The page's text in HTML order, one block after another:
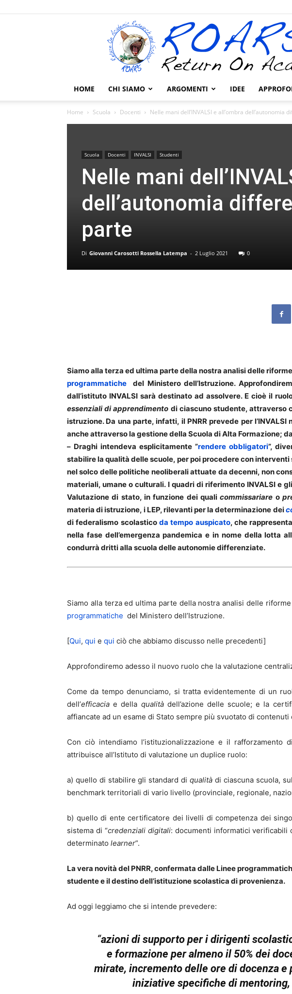
HOME CHI SIAMO ARGOMENTI IDEE
Home Scuola Docenti Nelle mani dell’INVALSI e all’ombra dell’autonomia
Scuola Docenti INVALSI Studenti
Nelle mani
dell’autonomia
parte
Di Giovanni Carosotti Rossella Latempa - 2 Luglio 2021 0
Siamo alla terza ed ultima parte della nostra analisi delle
programmatiche
del Ministero dell’Istruzione.
dall’istituto INVALSI sarà destinato ad assolvere. E cioè il
essenziali di apprendimento di ciascuno studente, attraverso
istruzione. Da una parte, infatti, il PNRR prevede per
anche attraverso la gestione della Scuola di Alta Formazione;
– Draghi intendeva esplicitamente ”rendere obbligatori”,
stabilire la qualità delle scuole, per poi procedere con
nel solco delle politiche neoliberali attuate da decenni, non
materiali, umane o culturali. I quadri di riferimento INVALSI e
Valutazione di stato, in funzione dei qualicommissariare o
materia di istruzione, i LEP, rilevanti per la determinazione dei
di federalismo scolastico da tempo auspicato, che
nella fase dell’emergenza pandemica e in nome della lotta
condurrà dritti alla scuola delle autonomie differenziate.
Siamo alla terza ed ultima parte della nostra analisi delle
programmatiche del Ministero dell’Istruzione.
[Qui, qui e qui ciò che abbiamo discusso nelle precedenti]
Approfondiremo adesso il nuovo ruolo che la valutazione
Come da tempo denunciamo, si tratta evidentemente di un
dell’efficacia e della qualità dell’azione delle scuole; e la
affiancate ad un esame di Stato sempre più svuotato di
Con ciò intendiamo l’istituzionalizzazione e il
attribuisce all’Istituto di valutazione un duplice ruolo:
a) quello di stabilire gli standard diqualità di ciascuna scuola,
benchmark territoriali di vario livello (provinciale, regionale,
b) quello di ente certificatore dei livelli di competenza dei
sistema di “credenziali digitali: documenti informatici verificabili
determinato learner”.
La vera novità del PNRR, confermata dalle Linee
studente e il destino dell’istituzione scolastica di provenienza.
Ad oggi leggiamo che si intende prevedere:
“azioni di supporto per i dirigenti
e formazione per almeno il 50% dei
mirate, incremento delle ore di docenza
iniziative specifiche di